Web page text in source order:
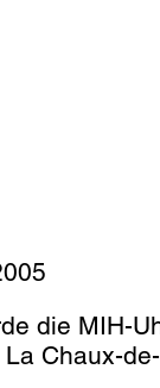
die MIH-
Chaux-